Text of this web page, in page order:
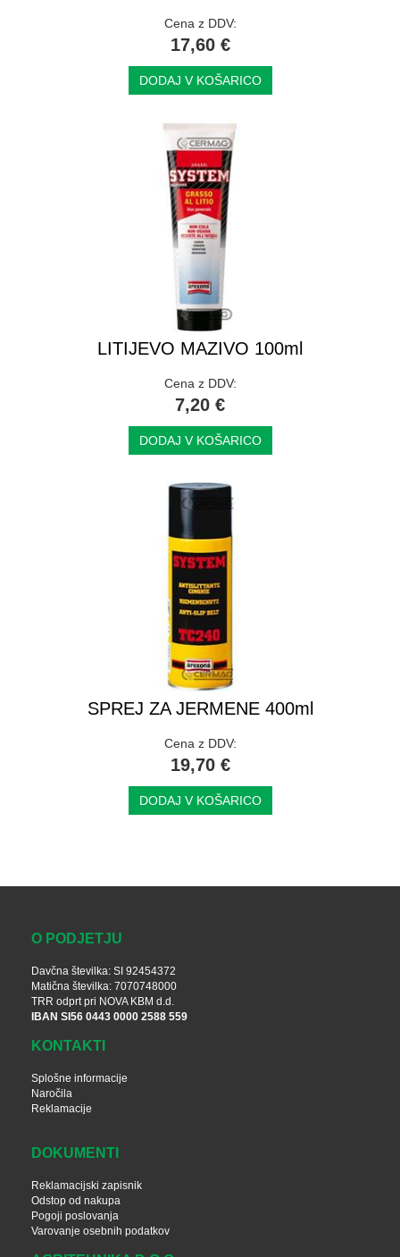
Cena z DDV:
17,60 €
DODAJ V KOŠARICO
LITIJEVO MAZIVO 100ml
Cena z DDV:
7,20 €
DODAJ V KOŠARICO
SPREJ ZA JERMENE 400ml
Cena z DDV:
19,70 €
DODAJ V KOŠARICO
O PODJETJU
Davčna številka: SI 92454372
Matična številka: 7070748000
TRR odprt pri NOVA KBM d.d.
IBAN SI56 0443 0000 2588 559
KONTAKTI
Splošne informacije
Naročila
Reklamacije
DOKUMENTI
Reklamacijski zapisnik
Odstop od nakupa
Pogoji poslovanja
Varovanje osebnih podatkov